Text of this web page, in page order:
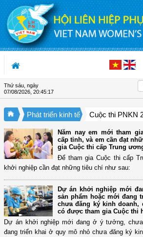
Truy cập nội dung luôn
Thứ sáu, ngày
07/08/2026, 20:45:18
Phát triển kinh tế Cuộc thi PNKN
Năm nay em mới tham
cấp tỉnh, và em cần đạt
gia Cuộc thi cấp Trung
Để tham gia Cuộc thi cấp
khởi nghiệp cần đạt những tiêu chí như sau:
Dự án khởi nghiệp mới
sản phẩm hoặc mới đang
chưa đăng ký kinh doanh,
có được tham gia Cuộc thi
Dự án khởi nghiệp mới đang ở ý tưởng,
đang triển khai ở quy mô nhỏ chưa đăng ký